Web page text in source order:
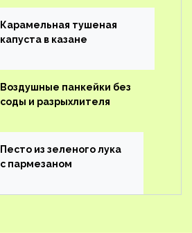
Карамельная тушеная
капуста в казане
Воздушные панкейки без
соды и разрыхлителя
Песто из зеленого лука
с пармезаном